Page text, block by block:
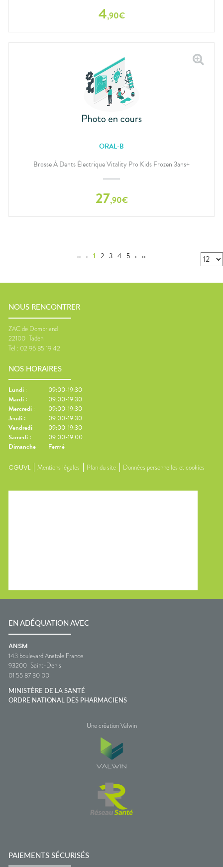
4,90€
ORAL-B
Brosse À Dents Électrique Vitality Pro Kids Frozen 3ans+
27,90€
‹‹ ‹ 1 2 3 4 5 › ››
NOUS RENCONTRER
ZAC de Dombriand
22100 Taden
Tel : 02 96 85 19 42
NOS HORAIRES
Lundi :
09:00-19:30
Mardi :
09:00-19:30
Mercredi :
09:00-19:30
Jeudi :
09:00-19:30
Vendredi :
09:00-19:30
Samedi :
09:00-19:00
Dimanche : Fermé
CGUVL Mentions légales Plan du site Données personnelles et cookies
EN ADÉQUATION AVEC
ANSM
143 boulevard Anatole France
93200 Saint-Denis
01 55 87 30 00
MINISTÈRE DE LA SANTÉ
ORDRE NATIONAL DES PHARMACIENS
Une création Valwin
PAIEMENTS SÉCURISÉS